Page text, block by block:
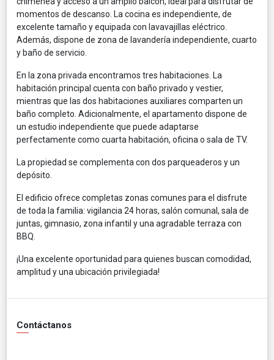
momentos de descanso. La cocina es independiente, de
excelente tamaño y equipada con lavavajillas eléctrico.
Además, dispone de zona de lavandería independiente, cuarto
y baño de servicio.
En la zona privada encontramos tres habitaciones. La
habitación principal cuenta con baño privado y vestier,
mientras que las dos habitaciones auxiliares comparten un
baño completo. Adicionalmente, el apartamento dispone de
un estudio independiente que puede adaptarse
perfectamente como cuarta habitación, oficina o sala de TV.
La propiedad se complementa con dos parqueaderos y un
depósito.
El edificio ofrece completas zonas comunes para el disfrute
de toda la familia: vigilancia 24 horas, salón comunal, sala de
juntas, gimnasio, zona infantil y una agradable terraza con
BBQ.
¡Una excelente oportunidad para quienes buscan comodidad,
amplitud y una ubicación privilegiada!
Contáctanos